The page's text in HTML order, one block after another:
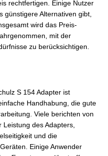
rechtfertigen. Einige Nutzer
günstigere Alternativen gibt,
wird das Preis-
mit der
zu berücksichtigen.
S 154 Adapter ist
Handhabung, die gute
Viele berichten von
des Adapters,
und die
Einige Anwender